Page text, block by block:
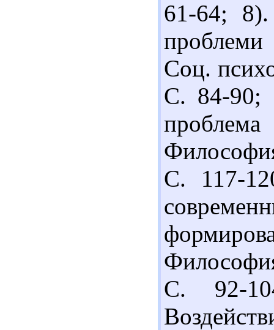
61-64;
проблеми
Соц.
С. 84-
С. 117-
С. 92-